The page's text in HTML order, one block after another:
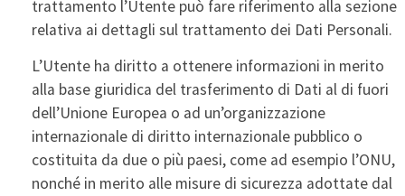
trattamento l’Utente può fare riferimento alla sezione
relativa ai dettagli sul trattamento dei Dati Personali.
L’Utente ha diritto a ottenere informazioni in merito
alla base giuridica del trasferimento di Dati al di fuori
dell’Unione Europea o ad un’organizzazione
internazionale di diritto internazionale pubblico o
costituita da due o più paesi, come ad esempio l’ONU,
nonché in merito alle misure di sicurezza adottate dal